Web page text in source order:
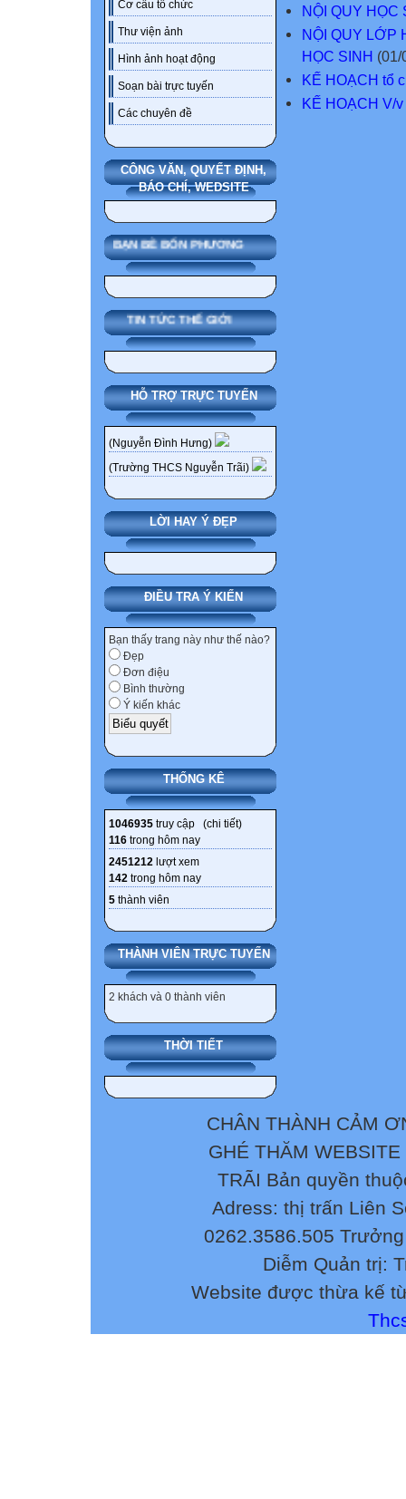
Cơ cấu tổ chức
Thư viện ảnh
Hình ảnh hoạt động
Soạn bài trực tuyến
Các chuyên đề
CÔNG VĂN, QUYẾT ĐỊNH,
BÁO CHÍ, WEDSITE
BẠN BÈ BỐN PHƯƠNG
TIN TỨC THẾ GIỚI
HỖ TRỢ TRỰC TUYẾN
(Nguyễn Đình Hưng)
(Trường THCS Nguyễn Trãi)
LỜI HAY Ý ĐẸP
ĐIỀU TRA Ý KIẾN
Bạn thấy trang này như thế nào?
Đẹp
Đơn điệu
Bình thường
Ý kiến khác
THỐNG KÊ
1046935 truy cập (chi tiết)
116 trong hôm nay
2451212 lượt xem
142 trong hôm nay
5 thành viên
THÀNH VIÊN TRỰC TUYẾN
2 khách và 0 thành viên
THỜI TIẾT
NỘI QUY HỌC
NỘI QUY LỚP
HỌC SINH (01/
KẾ HOẠCH tổ
KẾ HOẠCH V/
CHÂN THÀNH CẢM
GHÉ THĂM
TRÃI Bản quyền
Adress: thị trấn Liên
0262.3586.505
Diễm Quản trị:
Website được thừa kế